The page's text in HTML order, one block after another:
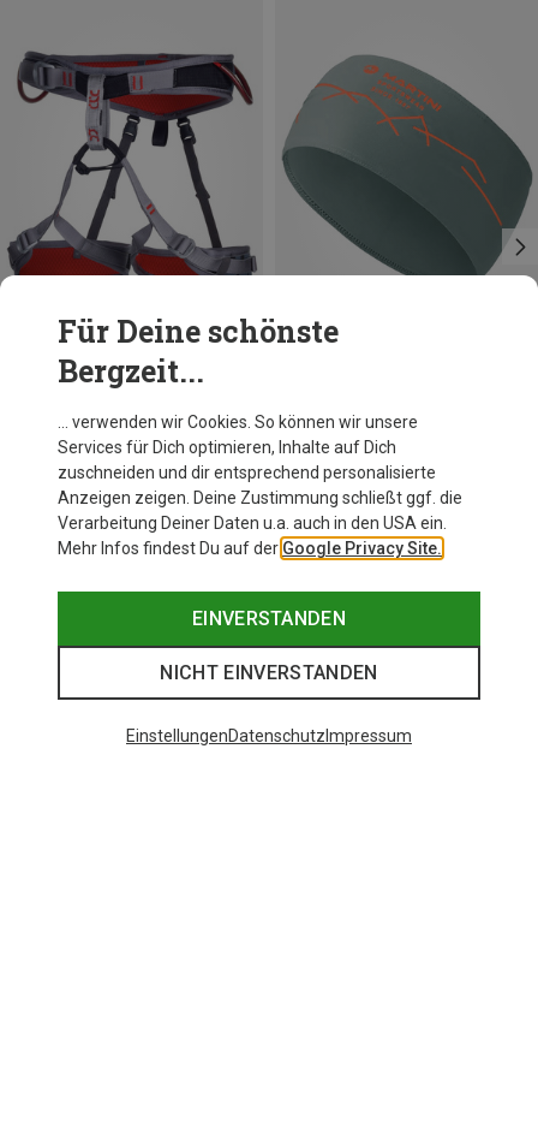
Du sparst 10%
Für Deine schönste
Bergzeit...
… verwenden wir Cookies. So können wir unsere
Services für Dich optimieren, Inhalte auf Dich
zuschneiden und dir entsprechend personalisierte
Anzeigen zeigen. Deine Zustimmung schließt ggf. die
Verarbeitung Deiner Daten u.a. auch in den USA ein.
Mehr Infos findest Du auf der Google Privacy Site.
EINVERSTANDEN
NICHT EINVERSTANDEN
EinstellungenDatenschutz Impressum